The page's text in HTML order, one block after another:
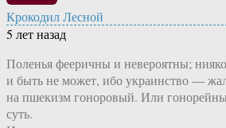
Крокодил Лесной
5 лет назад
Поленья фееричны и невероятны;
и быть не может, ибо украинство —
на пшекизм гоноровый. Или
суть.